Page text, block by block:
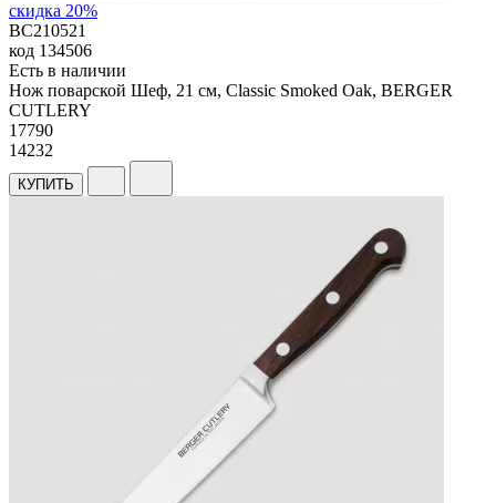
скидка 20%
BC210521
код 134506
Есть в наличии
Нож поварской Шеф, 21 см, Classic Smoked Oak, BERGER
CUTLERY
17790
14232
КУПИТЬ